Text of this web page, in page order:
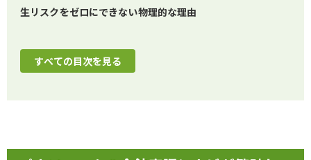
生リスクをゼロにできない物理的な理由
すべての目次を見る